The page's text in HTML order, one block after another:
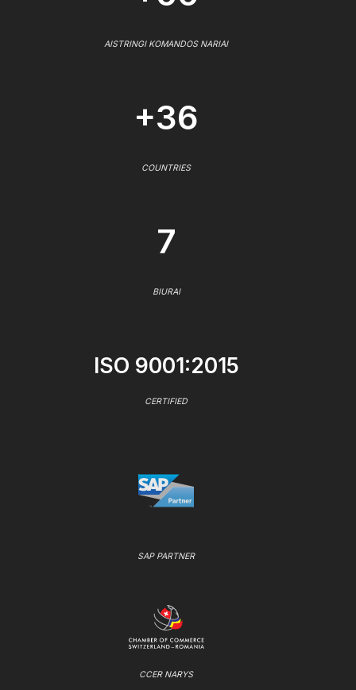
AISTRINGI KOMANDOS NARIAI
+36
COUNTRIES
7
BIURAI
ISO 9001:2015
CERTIFIED
SAP PARTNER
CCER NARYS